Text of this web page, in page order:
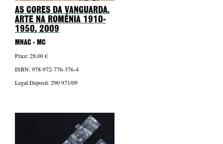
AS CORES DA VANGUARDA.
ARTE NA ROMÉNIA 1910-
1950, 2009
MNAC - MC
Price: 28.00 €
ISBN: 978-972-776-376-4
Legal Deposit: 290 971/09